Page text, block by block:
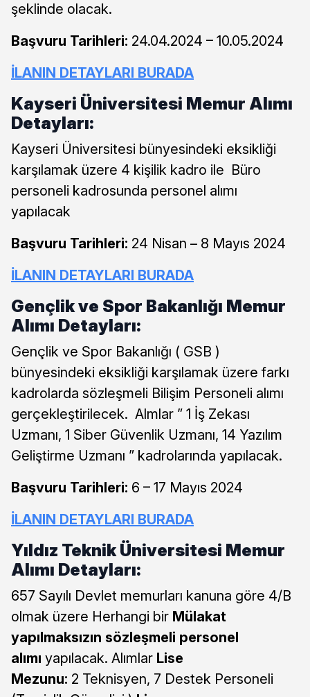
şeklinde olacak.
Başvuru Tarihleri: 24.04.2024 – 10.05.2024
İLANIN DETAYLARI BURADA
Kayseri Üniversitesi Memur Alımı
Detayları:
Kayseri Üniversitesi bünyesindeki eksikliği
karşılamak üzere 4 kişilik kadro ile Büro
personeli kadrosunda personel alımı
yapılacak
Başvuru Tarihleri: 24 Nisan – 8 Mayıs 2024
İLANIN DETAYLARI BURADA
Gençlik ve Spor Bakanlığı Memur
Alımı Detayları:
Gençlik ve Spor Bakanlığı ( GSB )
bünyesindeki eksikliği karşılamak üzere farkı
kadrolarda sözleşmeli Bilişim Personeli alımı
gerçekleştirilecek. Almlar ” 1 İş Zekası
Uzmanı, 1 Siber Güvenlik Uzmanı, 14 Yazılım
Geliştirme Uzmanı ” kadrolarında yapılacak.
Başvuru Tarihleri: 6 – 17 Mayıs 2024
İLANIN DETAYLARI BURADA
Yıldız Teknik Üniversitesi Memur
Alımı Detayları:
657 Sayılı Devlet memurları kanuna göre 4/B
olmak üzere Herhangi bir Mülakat
yapılmaksızın sözleşmeli personel
alımı yapılacak. Alımlar Lise
Mezunu: 2 Teknisyen, 7 Destek Personeli